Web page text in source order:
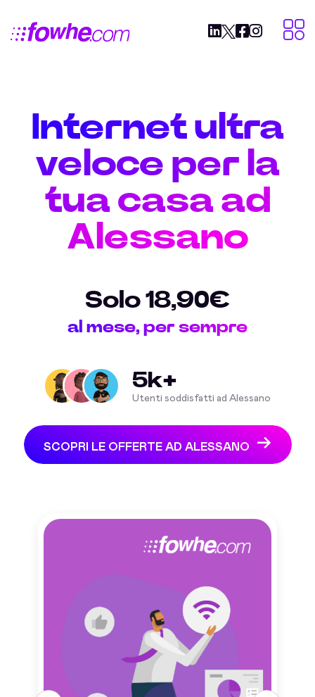
Internet ultra
veloce per la
tua casa ad
Alessano
Solo 18,90€
al mese, per sempre
5k+
Utenti soddisfatti ad Alessano
SCOPRI LE OFFERTE AD ALESSANO